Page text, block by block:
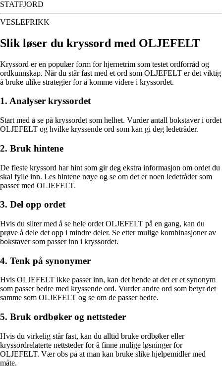
STATFJORD
VESLEFRIKK
Slik løser du kryssord med OLJEFELT
Kryssord er en populær form for hjernetrim som testet ordforråd og
ordkunnskap. Når du står fast med et ord som OLJEFELT er det viktig
å bruke ulike strategier for å komme videre i kryssordet.
1. Analyser kryssordet
Start med å se på kryssordet som helhet. Vurder antall bokstaver i ordet
OLJEFELT og hvilke kryssende ord som kan gi deg ledetråder.
2. Bruk hintene
De fleste kryssord har hint som gir deg ekstra informasjon om ordet du
skal fylle inn. Les hintene nøye og se om det er noen ledetråder som
passer med OLJEFELT.
3. Del opp ordet
Hvis du sliter med å se hele ordet OLJEFELT på en gang, kan du
prøve å dele det opp i mindre deler. Se etter mulige kombinasjoner av
bokstaver som passer inn i kryssordet.
4. Tenk på synonymer
Hvis OLJEFELT ikke passer inn, kan det hende at det er et synonym
som passer bedre med kryssende ord. Vurder andre ord som betyr det
samme som OLJEFELT og se om de passer bedre.
5. Bruk ordbøker og nettsteder
Hvis du virkelig står fast, kan du alltid bruke ordbøker eller
kryssordrelaterte nettsteder for å finne mulige løsninger for
OLJEFELT. Vær obs på at man kan bruke slike hjelpemidler med
måte.